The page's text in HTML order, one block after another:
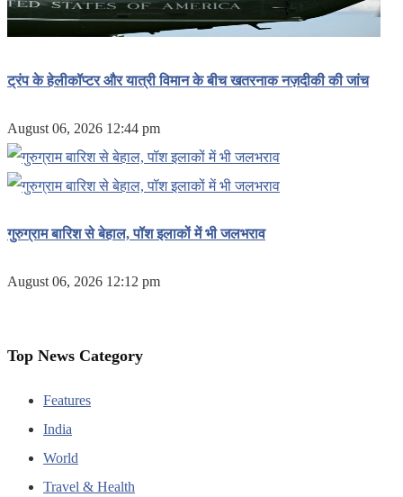
ट्रंप के हेलीकॉप्टर और यात्री विमान के बीच खतरनाक नज़दीकी की जांच
August 06, 2026 12:44 pm
गुरुग्राम बारिश से बेहाल, पॉश इलाकों में भी जलभराव
August 06, 2026 12:12 pm
Top News Category
Features
India
World
Travel & Health